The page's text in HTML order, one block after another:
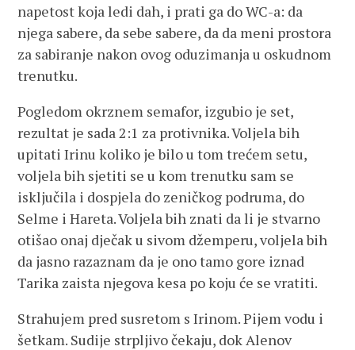
napetost koja ledi dah, i prati ga do WC-a: da
njega sabere, da sebe sabere, da da meni prostora
za sabiranje nakon ovog oduzimanja u oskudnom
trenutku.
Pogledom okrznem semafor, izgubio je set,
rezultat je sada 2:1 za protivnika. Voljela bih
upitati Irinu koliko je bilo u tom trećem setu,
voljela bih sjetiti se u kom trenutku sam se
isključila i dospjela do zeničkog podruma, do
Selme i Hareta. Voljela bih znati da li je stvarno
otišao onaj dječak u sivom džemperu, voljela bih
da jasno razaznam da je ono tamo gore iznad
Tarika zaista njegova kesa po koju će se vratiti.
Strahujem pred susretom s Irinom. Pijem vodu i
šetkam. Sudije strpljivo čekaju, dok Alenov